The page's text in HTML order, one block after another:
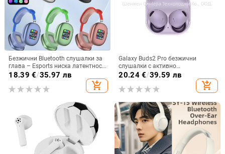
Безжични Bluetooth слушалки за
глава – Esports ниска латентност,
Bluetooth 5.3, обхват 10 м,
батерия 4–8 ч, двустранно
стерео
18.39 €/35.97 лв
add_shopping_cart
Galaxy Buds2 Pro безжични
слушалки с активно
шумопотискане, корпус от
20.24€/39.59 лв
add_shopping_cart